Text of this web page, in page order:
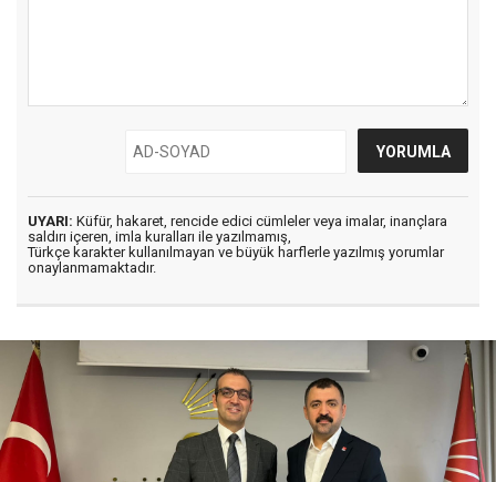
UYARI: Küfür, hakaret, rencide edici cümleler veya imalar, inançlara
saldırı içeren, imla kuralları ile yazılmamış,
Türkçe karakter kullanılmayan ve büyük harflerle yazılmış yorumlar
onaylanmamaktadır.